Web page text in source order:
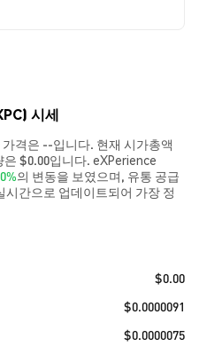
시세
격은 --입니다. 현재 시가총액
은 $0.00입니다. eXPerience
의 변동을 보였으며, 유통 공급
시간으로 업데이트되어 가장 정
$0.00
$0.0000091
$0.0000075